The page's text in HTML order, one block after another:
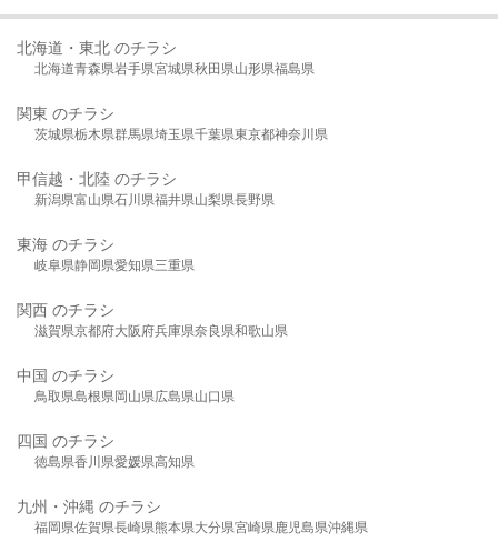
北海道・東北 のチラシ
北海道青森県岩手県宮城県秋田県山形県福島県
関東 のチラシ
茨城県栃木県群馬県埼玉県千葉県東京都神奈川県
甲信越・北陸 のチラシ
新潟県富山県石川県福井県山梨県長野県
東海 のチラシ
岐阜県静岡県愛知県三重県
関西 のチラシ
滋賀県京都府大阪府兵庫県奈良県和歌山県
中国 のチラシ
鳥取県島根県岡山県広島県山口県
四国 のチラシ
徳島県香川県愛媛県高知県
九州・沖縄 のチラシ
福岡県佐賀県長崎県熊本県大分県宮崎県鹿児島県沖縄県